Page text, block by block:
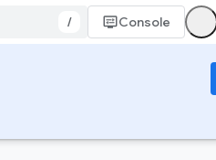
/ Console